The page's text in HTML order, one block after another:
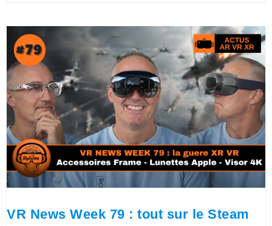
VR News Week 79 : tout sur le Steam